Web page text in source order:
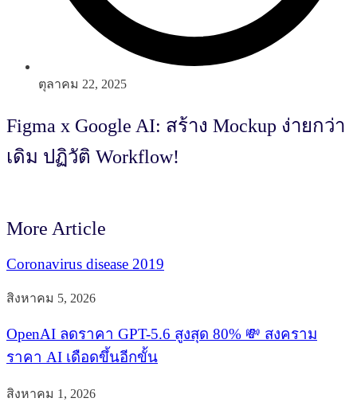
ตุลาคม 22, 2025
Figma x Google AI: สร้าง Mockup ง่ายกว่า
เดิม ปฏิวัติ Workflow!
More Article
Coronavirus disease 2019
สิงหาคม 5, 2026
OpenAI ลดราคา GPT-5.6 สูงสุด 80% 💸 สงคราม
ราคา AI เดือดขึ้นอีกขั้น
สิงหาคม 1, 2026